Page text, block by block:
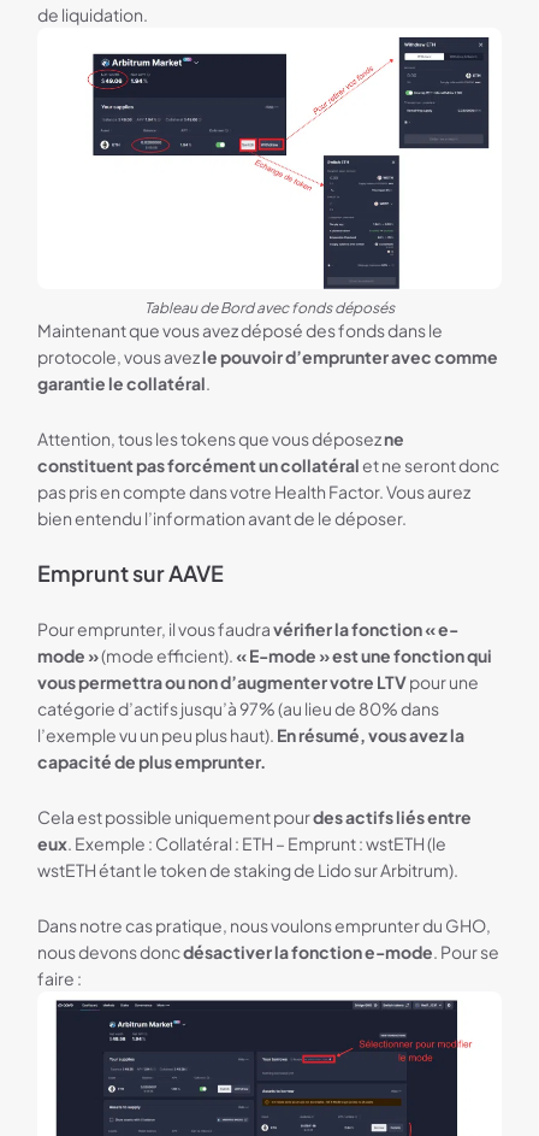
de liquidation.
Tableau de Bord avec fonds déposés
Maintenant que vous avez déposé des fonds dans le
protocole, vous avezle pouvoir d’emprunter avec comme
garantie le collatéral.
Attention, tous les tokens que vous déposezne
constituent pas forcément un collatéralet ne seront donc
pas pris en compte dans votre Health Factor. Vous aurez
bien entendu l’information avant de le déposer.
Emprunt sur AAVE
Pour emprunter, il vous faudravérifier la fonction « e-
mode »(mode efficient).« E-mode » est une fonction qui
vous permettra ou non d’augmenter votre LTVpour une
catégorie d’actifs jusqu’à 97% (au lieu de 80% dans
l’exemple vu un peu plus haut). En résumé, vous avez la
capacité de plus emprunter.
Cela est possible uniquement pourdes actifs liés entre
eux. Exemple : Collatéral : ETH – Emprunt : wstETH (le
wstETH étant le token de staking de Lido sur Arbitrum).
Dans notre cas pratique, nous voulons emprunter du GHO,
nous devons doncdésactiver la fonction e-mode. Pour se
faire :